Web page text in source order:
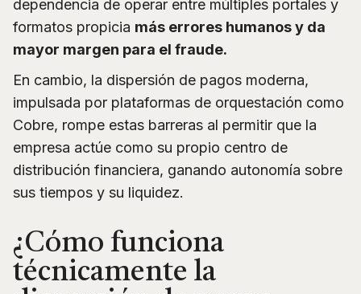
dependencia de operar entre múltiples portales y
formatos propicia más errores humanos y da
mayor margen para el fraude.
En cambio, la dispersión de pagos moderna,
impulsada por plataformas de orquestación como
Cobre, rompe estas barreras al permitir que la
empresa actúe como su propio centro de
distribución financiera, ganando autonomía sobre
sus tiempos y su liquidez.
¿Cómo funciona
técnicamente la